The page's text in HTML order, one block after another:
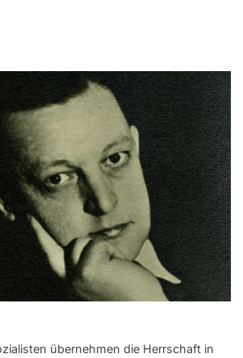
übernehmen die Herrschaft in